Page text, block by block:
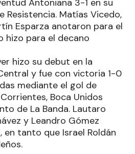
Antoniana 3-1 en su
Resistencia. Matías Vicedo,
Esparza anotaron para el
hizo para el decano
hizo su debut en la
y fue con victoria 1-0
mediante el gol de
Boca Unidos
de La Banda. Lautaro
y Leandro Gómez
en tanto que Israel Roldán